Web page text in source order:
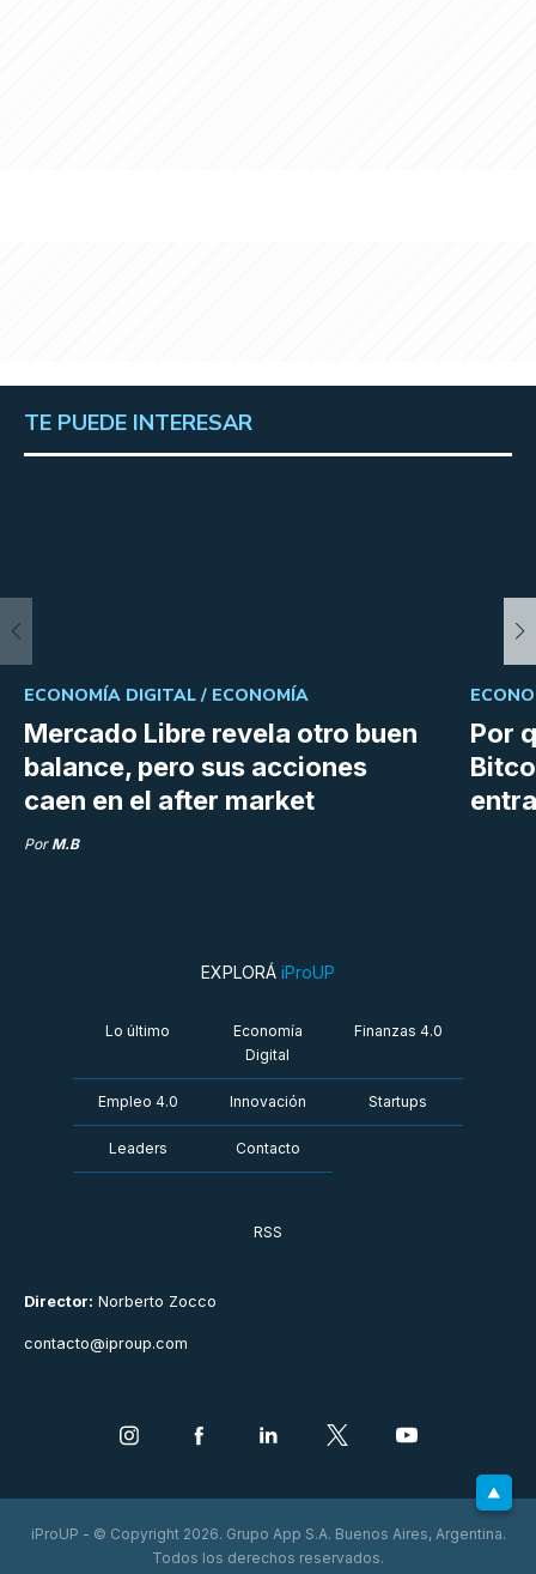
TE PUEDE INTERESAR
Mercado Libre revela otro buen
balance, pero sus acciones
caen en el after market
ECONOMÍA DIGITAL / ECONOMÍA
Por M.B
Por
Director: Norberto Zocco
contacto@iproup.com
EXPLORÁ iProUP
Lo último
Economía
Digital
Finanzas 4.0
Empleo 4.0 Innovación Startups
Leaders Contacto
RSS
iProUP - © Copyright 2026. Grupo App S.A. Buenos Aires, Argentina.
Todos los derechos reservados.